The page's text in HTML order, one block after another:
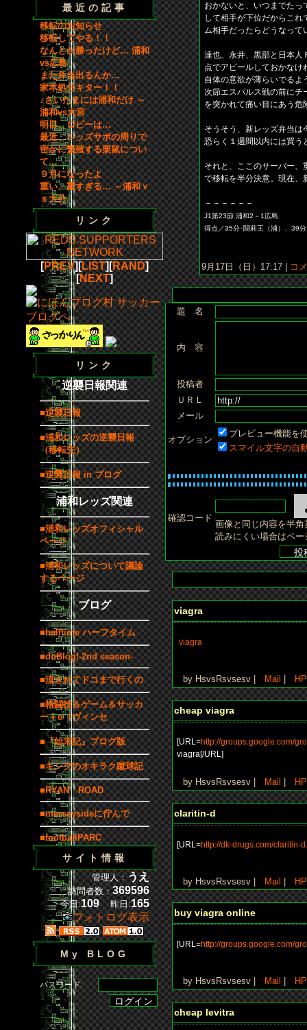
最近の記事
移転のお知らせ
移転してやる！！
なんとか勝ったけど… 浦和
vs広島
また弁当出るんか…
家本処分キター！！
♪さいたまには浦和だけ ～
浦和vs大宮
明日、ロビーは…
最近、レッズサポの周りで
密かに繁殖する栗鼠につい
て…
９月になったよ
重い、重すぎる… ～浦和ｖ
ｓ大分
リンク
[PREV][LIST][RAND]
[NEXT]
リンク
逆襲日報関連
■逆襲日報
■浦和レッズの逆襲日報
（移転先）
■逆襲日報 in ブログ
浦和レッズ関連
■浦和レッズオフィシャル
ページ
■浦和レッズについて議論
するページ
ブログ
■halftime ハーフタイム
■doBlog!-2nd season-
■流されてドコまで行くの
■格闘技＆ゲーム＆サッカ
ー＋α（ヴィンセ
■『始末記』ブログ版
■キングのオキラク蹴球記
■RYAN ROAD
■merseysideに佇んで
■footballPARC
サイト情報
管理人：うえ
訪問者数：369596
今日:109 昨日:165
フォトログ表示
My BLOG
パスワード:
おかないと、いつまでた
して相手が下位だからこ
ム相手だったらどうなって
達也、永井、黒部と日本人
点でアピールしておかな
自体の意欲が薄らいでるよ
次節エスパルス戦の前に
を突かれて痛い目にあう
そうそう、新レッズ弁当
恐らく１週間以内には買
それと、ここのサーバー
で移転を半分決意。現在、
－－－－－－
J1第23節 浦和2－1広島
得点／35分･闘莉王（浦）、39
9月17日（日）17:17 | コ
題 名
内 容
投稿者
ＵＲＬ
メール
オプション
プレビュー機能を
スマイル文字の自
確認コード
画像と同じ内容を半
読みにくい場合はペ
viagra
viagra
by HsvsRsvsesv | Mail HP
cheap viagra
[URL=http://groups.google.com/
viagra[/URL]
by HsvsRsvsesv | Mail HP
claritin-d
[URL=http://dk-drugs.com/claritin-
by HsvsRsvsesv | Mail HP
buy viagra online
[URL=http://groups.google.com/
by HsvsRsvsesv | Mail HP
cheap levitra